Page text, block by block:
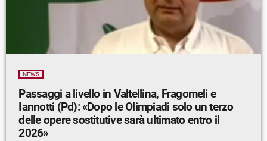
NEWS
Passaggi a livello in Valtellina, Fragomeli e
Iannotti (Pd): «Dopo le Olimpiadi solo un terzo
delle opere sostitutive sarà ultimato entro il
2026»